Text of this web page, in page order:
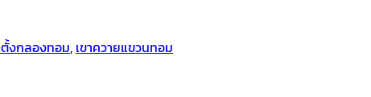
งกลองทอม, เขาควายแขวนทอม